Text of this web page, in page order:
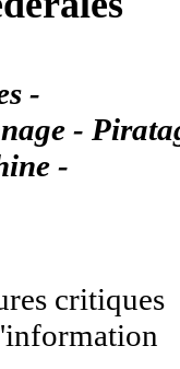
-
-
-
critiques